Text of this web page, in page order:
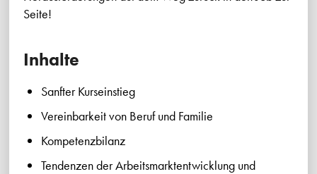
Seite!
Inhalte
Sanfter Kurseinstieg
Vereinbarkeit von Beruf und Familie
Kompetenzbilanz
Tendenzen der Arbeitsmarktentwicklung und